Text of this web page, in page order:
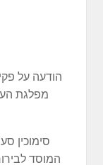
הודעה על